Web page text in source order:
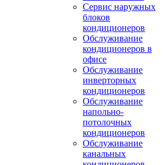
Сервис наружных
блоков
кондиционеров
Обслуживание
кондиционеров в
офисе
Обслуживание
инверторных
кондиционеров
Обслуживание
напольно-
потолочных
кондиционеров
Обслуживание
канальных